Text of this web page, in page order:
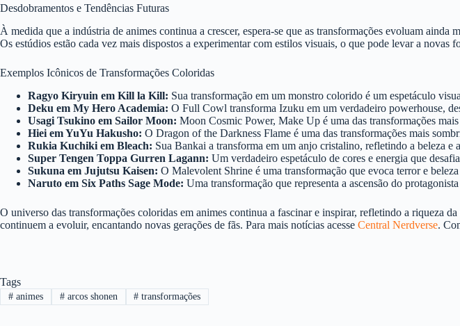
Desdobramentos e Tendências Futuras
À medida que a indústria de animes continua a crescer, espera-se que as transformações evoluam
Os estúdios estão cada vez mais dispostos a experimentar com estilos visuais, o que pode levar a novas
Exemplos Icônicos de Transformações Coloridas
Ragyo Kiryuin em Kill la Kill: Sua transformação em um monstro colorido é um espetáculo
Deku em My Hero Academia: O Full Cowl transforma Izuku em um verdadeiro powerhouse,
Usagi Tsukino em Sailor Moon: Moon Cosmic Power, Make Up é uma das transformações
Hiei em YuYu Hakusho: O Dragon of the Darkness Flame é uma das transformações mais
Rukia Kuchiki em Bleach: Sua Bankai a transforma em um anjo cristalino, refletindo a beleza e
Super Tengen Toppa Gurren Lagann: Um verdadeiro espetáculo de cores e energia que
Sukuna em Jujutsu Kaisen: O Malevolent Shrine é uma transformação que evoca terror e
Naruto em Six Paths Sage Mode: Uma transformação que representa a ascensão do
O universo das transformações coloridas em animes continua a fascinar e inspirar, refletindo a riqueza
continuem a evoluir, encantando novas gerações de fãs. Para mais notícias acesse Central Nerdverse.
Tags
#animes #arcos shonen # transformações